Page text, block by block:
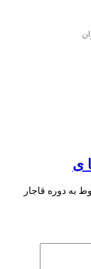
ی
به دوره قاجار